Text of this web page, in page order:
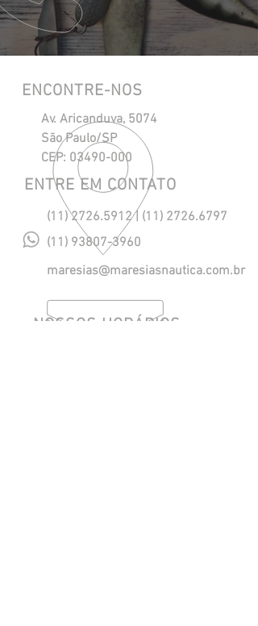
ENCONTRE-NOS
Av. Aricanduva, 5074
São Paulo/SP
CEP: 03490-000
ENTRE EM CONTATO
(11) 2726.5912| (11) 2726.6797
(11) 93807-3960
maresias@maresiasnautica.com.br
Política de Privacidade
NOSSOS HORÁRIOS